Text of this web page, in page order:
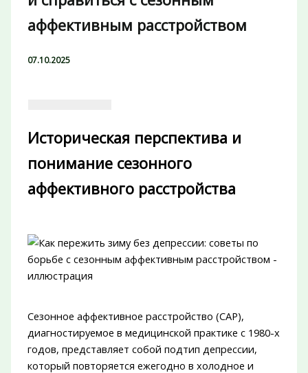
аффективным расстройством
07.10.2025
Историческая перспектива и
понимание сезонного
аффективного расстройства
Сезонное аффективное расстройство (САР),
диагностируемое в медицинской практике с 1980-х
годов, представляет собой подтип депрессии,
который повторяется ежегодно в холодное и